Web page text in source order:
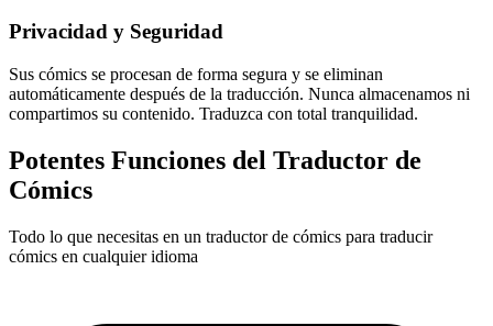
Privacidad y Seguridad
Sus cómics se procesan de forma segura y se eliminan
automáticamente después de la traducción. Nunca almacenamos ni
compartimos su contenido. Traduzca con total tranquilidad.
Potentes Funciones del Traductor de
Cómics
Todo lo que necesitas en un traductor de cómics para traducir
cómics en cualquier idioma